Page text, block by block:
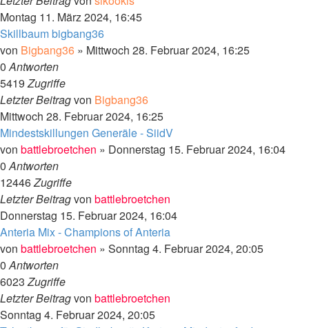
Montag 11. März 2024, 16:45
Skillbaum bigbang36
von Bigbang36 » Mittwoch 28. Februar 2024, 16:25
0Antworten
5419Zugriffe
Letzter Beitragvon Bigbang36
Mittwoch 28. Februar 2024, 16:25
Mindestskillungen Generäle - SiidV
von battlebroetchen » Donnerstag 15. Februar 2024, 16:04
0Antworten
12446Zugriffe
Letzter Beitragvon battlebroetchen
Donnerstag 15. Februar 2024, 16:04
Anteria Mix - Champions of Anteria
von battlebroetchen » Sonntag 4. Februar 2024, 20:05
0Antworten
6023Zugriffe
Letzter Beitragvon battlebroetchen
Sonntag 4. Februar 2024, 20:05